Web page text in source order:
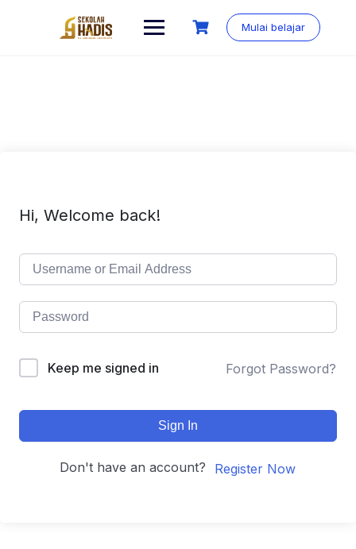
Mulai belajar
Hi, Welcome back!
Keep me signed in Forgot Password?
Sign In
Don't have an account? Register Now